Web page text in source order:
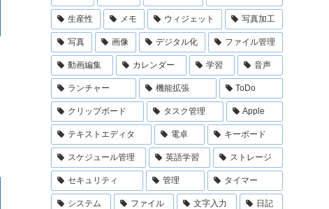
生産性 メモ ウィジェット 写真加工
写真 画像 デジタル化 ファイル管理
動画編集 カレンダー 学習 音声
ランチャー 機能拡張 ToDo
クリップボード タスク管理 Apple
テキストエディタ 電卓 キーボード
スケジュール管理 英語学習 ストレージ
セキュリティ 管理 タイマー
システム ファイル 文字入力 日記